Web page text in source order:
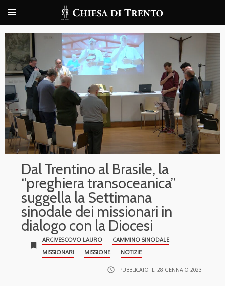
Dal Trentino al Brasile, la
“preghiera transoceanica”
suggella la Settimana
sinodale dei missionari in
dialogo con la Diocesi
bookmark
ARCIVESCOVO LAURO
CAMMINO SINODALE
MISSIONARI
MISSIONE NOTIZIE
access_time PUBBLICATO IL: 28 GENNAIO 2023